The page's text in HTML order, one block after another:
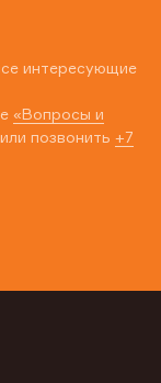
интересующие
«Вопросы и
позвонить +7